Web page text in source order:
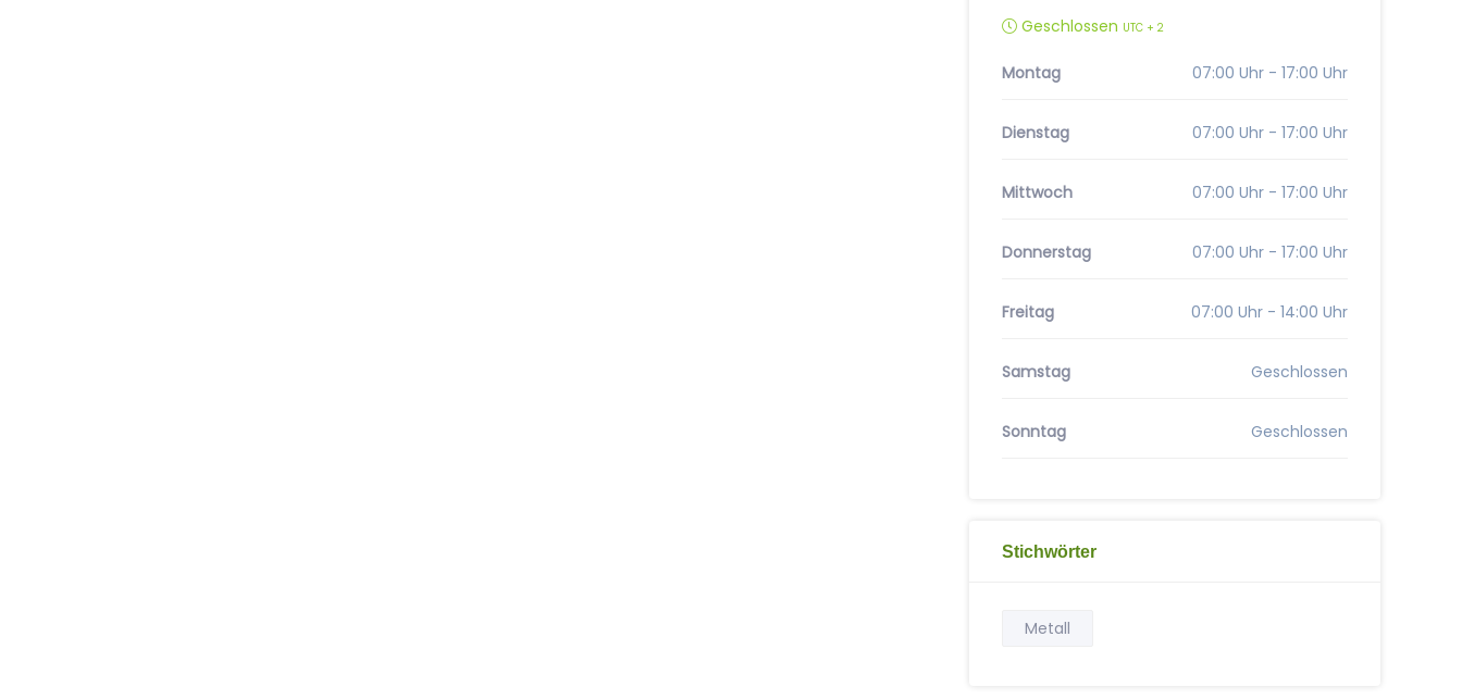
Geschlossen UTC + 2
Montag 07:00 Uhr - 17:00 Uhr
Dienstag 07:00 Uhr - 17:00 Uhr
Mittwoch 07:00 Uhr - 17:00 Uhr
Donnerstag 07:00 Uhr - 17:00 Uhr
Freitag 07:00 Uhr - 14:00 Uhr
Samstag Geschlossen
Sonntag Geschlossen
Stichwörter
Metall